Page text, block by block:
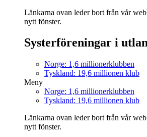
Länkarna ovan leder bort från vår
nytt fönster.
Systerföreningar i
Norge: 1,6 millionerklubben
Tyskland: 19,6 millionen klub
Meny
Norge: 1,6 millionerklubben
Tyskland: 19,6 millionen klub
Länkarna ovan leder bort från vår
nytt fönster.